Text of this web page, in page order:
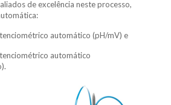
de excelência neste processo,
automático (pH/mV) e
automático